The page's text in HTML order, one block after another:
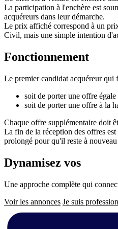
La participation à l'enchère est
acquéreurs dans leur démarche.
Le prix affiché correspond à un
Civil, mais une simple intention
Fonctionnement
Le premier candidat acquéreur qui
soit de porter une offre
soit de porter une offre à la
Chaque offre supplémentaire doit
La fin de la réception des offres
prolongé pour qu'il reste à
Dynamisez vos
Une approche complète qui
Voir les annonces Je suis
Pied